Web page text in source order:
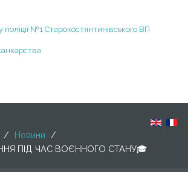
поліції №1 Старокостянтинівського ВП
/ Новини
/
ПІД ЧАС ВОЄННОГО СТАНУ🎓